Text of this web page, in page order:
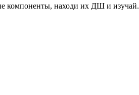
компоненты, находи их ДШ и изучай.